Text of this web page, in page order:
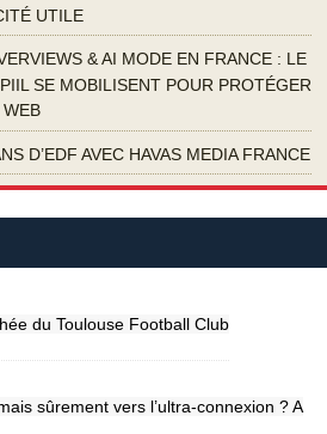
UTILE
& AI MODE EN FRANCE : LE
SE MOBILISENT POUR PROTÉGER
WEB
D’EDF AVEC HAVAS MEDIA FRANCE
du Toulouse Football Club
sûrement vers l’ultra-connexion ? A